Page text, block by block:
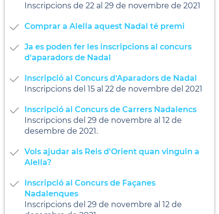
Inscripcions de 22 al 29 de novembre de 2021
Comprar a Alella aquest Nadal té premi
Ja es poden fer les inscripcions al concurs
d'aparadors de Nadal
Inscripció al Concurs d'Aparadors de Nadal
Inscripcions del 15 al 22 de novembre del 2021
Inscripció al Concurs de Carrers Nadalencs
Inscripcions del 29 de novembre al 12 de
desembre de 2021.
Vols ajudar als Reis d'Orient quan vinguin a
Alella?
Inscripció al Concurs de Façanes
Nadalenques
Inscripcions del 29 de novembre al 12 de